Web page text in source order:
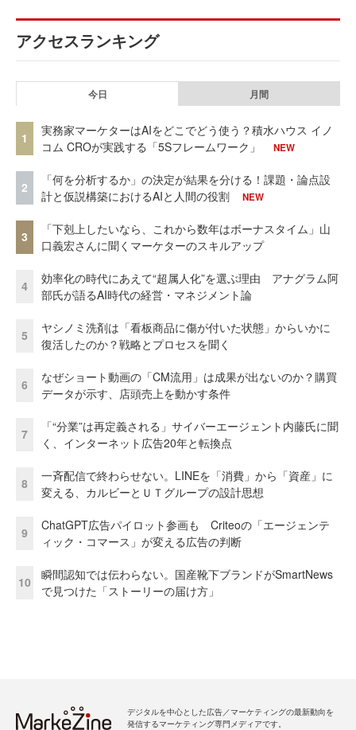
アクセスランキング
今日 月間
1
実務家マーケターはAIをどこでどう使う？積水ハウス イノ
コム CROが実践する「5Sフレームワーク」
NEW
2
「何を分析するか」の決定が結果を分ける！課題・論点設
計と仮説構築におけるAIと人間の役割
NEW
3
「下剋上したいなら、これから数年はボーナスタイム」山
口義宏さんに聞くマーケターのスキルアップ
4
効率化の時代にあえて“超属人化”を選ぶ理由 アナグラム阿
部氏が語るAI時代の経営・マネジメント論
5
ヤシノミ洗剤は「看板商品に傷が付いた状態」からいかに
復活したのか？戦略とプロセスを聞く
6
なぜショート動画の「CM流用」は成果が出ないのか？購買
データが示す、店頭売上を動かす条件
7
「“分業”は再定義される」サイバーエージェント内藤氏に聞
く、インターネット広告20年と転換点
8
一斉配信で終わらせない。LINEを「消費」から「資産」に
変える、カルビーとＵＴグループの設計思想
9
ChatGPT広告パイロット参画も Criteoの「エージェンテ
ィック・コマース」が変える広告の判断
10
瞬間認知では伝わらない。国産靴下ブランドがSmartNews
で見つけた「ストーリーの届け方」
デジタルを中心とした広告／マーケティングの最新動向を
発信するマーケティング専門メディアです。